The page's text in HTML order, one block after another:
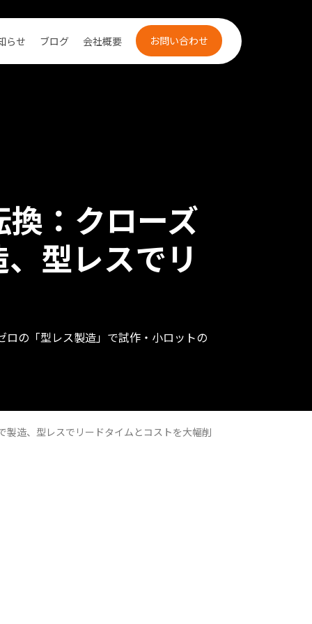
らせ ブログ 会社概要 お問い合わせ
：クローズ
型レスでリ
の「型レス製造」で試作・小ロットの
造、型レスでリードタイムとコストを大幅削